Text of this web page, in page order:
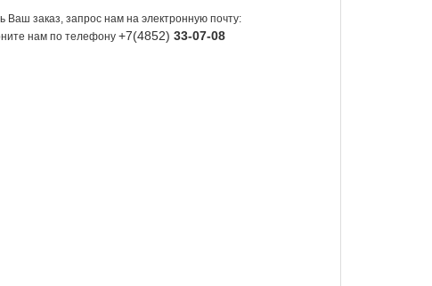
Ваш заказ, запрос нам на электронную почту:
нам по телефону+7(4852)33-07-08